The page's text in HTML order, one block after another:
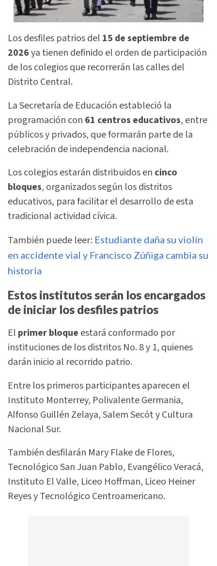
Los desfiles patrios del 15 de septiembre de
2026ya tienen definido el orden de participación
de los colegios que recorrerán las calles del
Distrito Central.
La Secretaría de Educación estableció la
programación con 61 centros educativos, entre
públicos y privados, que formarán parte de la
celebración de independencia nacional.
Los colegios estarán distribuidos en cinco
bloques, organizados según los distritos
educativos, para facilitar el desarrollo de esta
tradicional actividad cívica.
También puede leer: Estudiante daña su violín
en accidente vial y Francisco Zúñiga cambia su
historia
Estos institutos serán los encargados
de iniciar los desfiles patrios
El primer bloque estará conformado por
instituciones de los distritos No. 8 y 1, quienes
darán inicio al recorrido patrio.
Entre los primeros participantes aparecen el
Instituto Monterrey, Polivalente Germania,
Alfonso Guillén Zelaya, Salem Secót y Cultura
Nacional Sur.
También desfilarán Mary Flake de Flores,
Tecnológico San Juan Pablo, Evangélico Veracá,
Instituto El Valle, Liceo Hoffman, Liceo Heiner
Reyes y Tecnológico Centroamericano.